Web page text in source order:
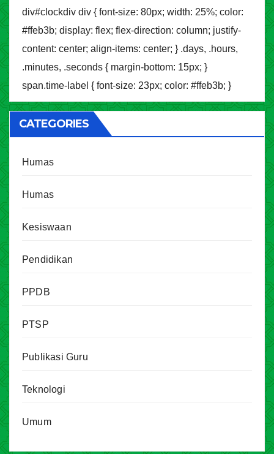
div#clockdiv div { font-size: 80px; width: 25%; color:
#ffeb3b; display: flex; flex-direction: column; justify-
content: center; align-items: center; } .days, .hours,
.minutes, .seconds { margin-bottom: 15px; }
span.time-label { font-size: 23px; color: #ffeb3b; }
CATEGORIES
Humas
Humas
Kesiswaan
Pendidikan
PPDB
PTSP
Publikasi Guru
Teknologi
Umum